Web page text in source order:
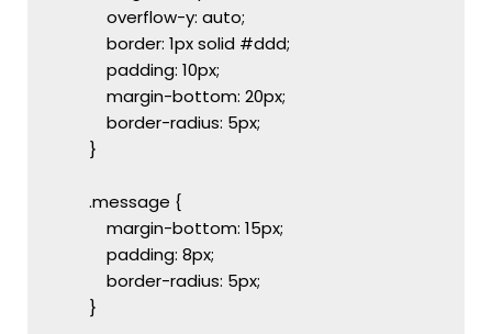
            overflow-y: auto;
            border: 1px solid #ddd;
            padding: 10px;
            margin-bottom: 20px;
            border-radius: 5px;
        }
        .message {
            margin-bottom: 15px;
            padding: 8px;
            border-radius: 5px;
        }